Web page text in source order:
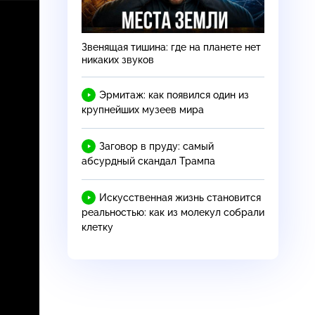
Звенящая тишина: где на планете нет
никаких звуков
Эрмитаж: как появился один из
крупнейших музеев мира
Заговор в пруду: самый
абсурдный скандал Трампа
Искусственная жизнь становится
реальностью: как из молекул собрали
клетку